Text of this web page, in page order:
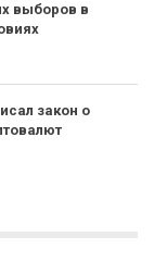
выборов в
закон о